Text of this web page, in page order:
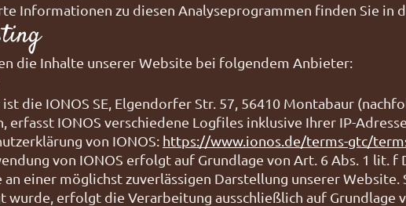
Informationen zu diesen Analyseprogrammen finden Sie in
die Inhalte unserer Website bei folgendem Anbieter:
die IONOS SE, Elgendorfer Str. 57, 56410 Montabaur
erfasst IONOS verschiedene Logfiles inklusive Ihrer IP-
von IONOS: https://www.ionos.de/terms-gtc/
von IONOS erfolgt auf Grundlage von Art. 6 Abs. 1 lit. f
an einer möglichst zuverlässigen Darstellung unserer
wurde, erfolgt die Verarbeitung ausschließlich auf Grundlage